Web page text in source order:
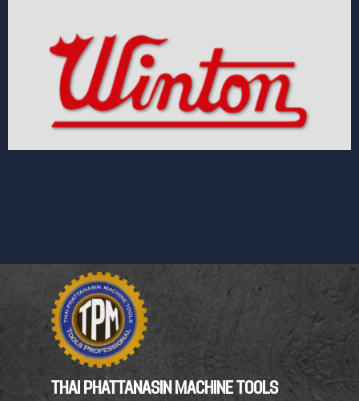
THAI PHATTANASIN MACHINE TOOLS